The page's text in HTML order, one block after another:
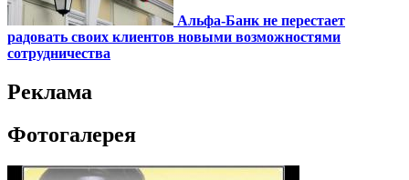
Альфа-Банк не перестает
радовать своих клиентов новыми возможностями
сотрудничества
Реклама
Фотогалерея